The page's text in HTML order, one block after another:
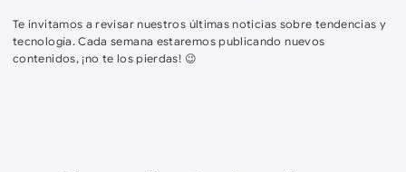
Te invitamos a revisar nuestros últimas noticias sobre tendencias y
tecnología. Cada semana estaremos publicando nuevos
contenidos, ¡no te los pierdas! 😉